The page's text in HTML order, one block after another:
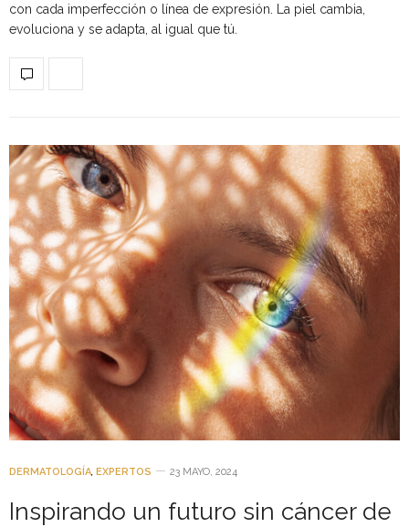
con cada imperfección o línea de expresión. La piel cambia,
evoluciona y se adapta, al igual que tú.
DERMATOLOGÍA, EXPERTOS 23 MAYO, 2024
Inspirando un futuro sin cáncer de